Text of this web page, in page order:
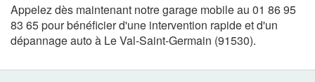
Appelez dès maintenant notre garage mobile au 01 86 95
83 65 pour bénéficier d'une intervention rapide et d'un
dépannage auto à Le Val-Saint-Germain (91530).